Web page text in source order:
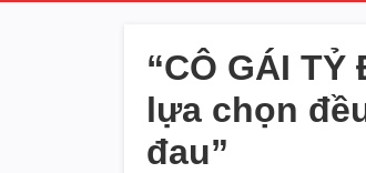
“CÔ GÁI TỶ
lựa chọn
đau”